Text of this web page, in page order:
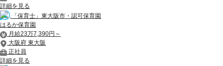
詳細を見る
「保育士」東大阪市・認可保育園
はるか保育園
月給23万7,390円～
大阪府 東大阪
正社員
詳細を見る